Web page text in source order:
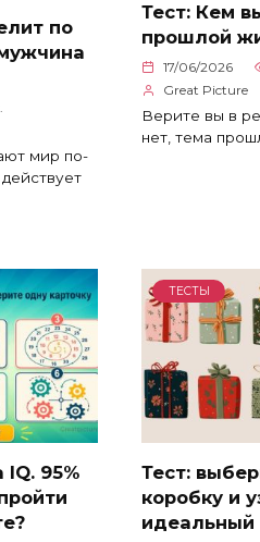
по
мир по-
Тест: Кем
прошлой
17/06/2026
Great Picture
Верите вы в
нет, тема
95%
ТЕСТЫ
Тест:
коробку и
идеальный